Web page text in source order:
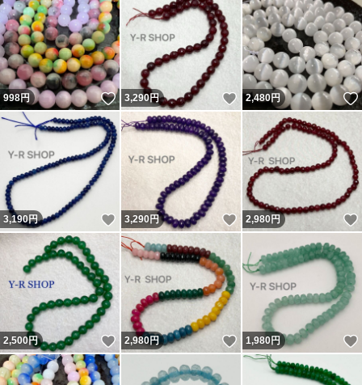
998円 いいね！
3,290円 いいね！
2,480円
3,190円 いいね！
3,290円 いいね！
2,980円
2,500円 いいね！
2,980円 いいね！
1,980円